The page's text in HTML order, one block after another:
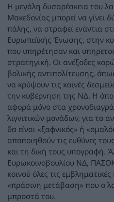
Η μεγάλη δυσαρέσκεια του
Μακεδονίας μπορεί να γίνει
πάλης, να στραφεί ενάντια
Ευρωπαϊκής Ένωσης, στην
που υπηρέτησαν και
στρατηγική. Οι ανέξοδες
βολικής αντιπολίτευσης,
να κρύψουν τις κοινές
την κυβέρνηση της ΝΔ. Η
αφορά μόνο στα
λιγνιτικών μονάδων, για το
θα είναι «ξαφνικός» ή
αποποιηθούν τις ευθύνες
και τη δική τους υπογραφή.
Ευρωκοινοβουλίου ΝΔ,
κοινού όλες τις
«πράσινη μετάβαση» που ο
μπροστά του.